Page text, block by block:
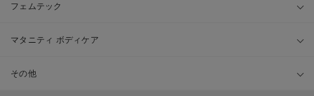
フェムテック
マタニティ ボディケア
その他